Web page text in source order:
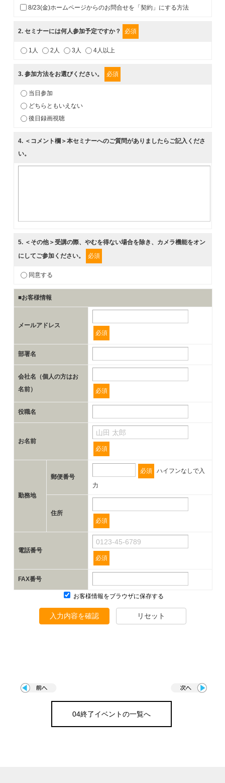
8/23(金)ホームページからのお問合せを「契約」にする方法
2. セミナーには何人参加予定ですか？ 必須
1人 2人 3人 4人以上
3. 参加方法をお選びください。 必須
当日参加
どちらともいえない
後日録画視聴
4. ＜コメント欄＞本セミナーへのご質問がありましたらご記入くださ
い。
5. ＜その他＞受講の際、やむを得ない場合を除き、カメラ機能をオン
にしてご参加ください。
必須
同意する
■お客様情報
メールアドレス
必須
部署名
会社名（個人の方はお
名前）
必須
役職名
お名前
必須
勤務地
郵便番号
必須 ハイフンなしで入
力
住所
必須
電話番号
必須
FAX番号
お客様情報をブラウザに保存する
入力内容を確認 リセット
04終了イベントの一覧へ